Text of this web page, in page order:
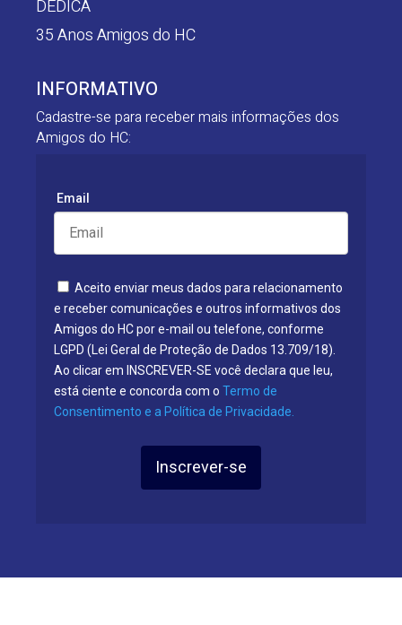
DEDICA
35 Anos Amigos do HC
INFORMATIVO
Cadastre-se para receber mais informações dos
Amigos do HC:
Email
Aceito enviar meus dados para relacionamento
e receber comunicações e outros informativos dos
Amigos do HC por e-mail ou telefone, conforme
LGPD (Lei Geral de Proteção de Dados 13.709/18).
Ao clicar em INSCREVER-SE você declara que leu,
está ciente e concorda com o Termo de
Consentimento e a Política de Privacidade.
Inscrever-se